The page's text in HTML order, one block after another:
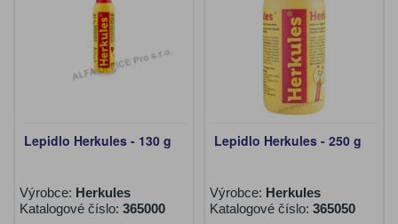
Lepidlo Herkules - 130 g
Výrobce: Herkules
Katalogové číslo: 365000
Lepidlo Herkules - 250 g
Výrobce: Herkules
Katalogové číslo: 365050